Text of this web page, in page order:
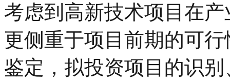
考虑到高新技术项目在
更侧重于项目前期的可
鉴定，拟投资项目的识